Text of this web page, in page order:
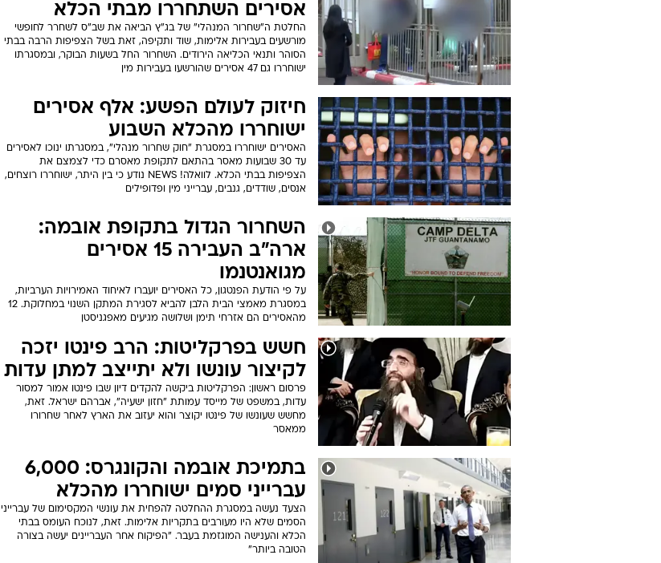
אסירים השתחררו מבתי הכלא
החלטת ה"שחרור המנהלי" של בג"ץ הביאה את שב"ס לשחרר לחופשי
מורשעים בעבירות אלימות, שוד ותקיפה, זאת בשל הצפיפות הרבה בבתי
הסוהר ותנאי הכליאה הירודים. השחרור החל בשעות הבוקר, ובמסגרתו
ישוחררו גם 47 אסירים שהורשעו בעבירות מין
חיזוק לעולם הפשע: אלף אסירים
ישוחררו מהכלא השבוע
האסירים ישוחררו במסגרת "חוק שחרור מנהלי", במסגרתו ינוכו לאסירים
עד 30 שבועות מאסר בהתאם לתקופת מאסרם כדי לצמצם את
הצפיפות בבתי הכלא. לוואלה! NEWS נודע כי בין היתר, ישוחררו רוצחים,
אנסים, שודדים, גנבים, עברייני מין ופדופילים
השחרור הגדול בתקופת אובמה:
ארה"ב העבירה 15 אסירים
מגואנטנמו
על פי הודעת הפנטגון, כל האסירים יועברו לאיחוד האמירויות הערביות,
במסגרת מאמצי הבית הלבן להביא לסגירת המתקן השנוי במחלוקת. 12
מהאסירים הם אזרחי תימן ושלושה מגיעים מאפגניסטן
חשש בפרקליטות: הרב פינטו יזכה
לקיצור עונשו ולא יתייצב למתן עדות
פרסום ראשון: הפרקליטות ביקשה להקדים דיון שבו פינטו אמור למסור
עדות, במשפט של מייסד עמותת "חזון ישעיה", אברהם ישראל. זאת,
מחשש שעונשו של פינטו יקוצר והוא יעזוב את הארץ לאחר שחרורו
ממאסר
בתמיכת אובמה והקונגרס: 6,000
עברייני סמים ישוחררו מהכלא
הצעד נעשה במסגרת ההחלטה להפחית את עונשי המקסימום של עברייני
הסמים שלא היו מעורבים בתקריות אלימות. זאת, לנוכח העומס בבתי
הכלא והענישה המוגזמת בעבר. "הפיקוח אחר העבריינים יעשה בצורה
הטובה ביותר"